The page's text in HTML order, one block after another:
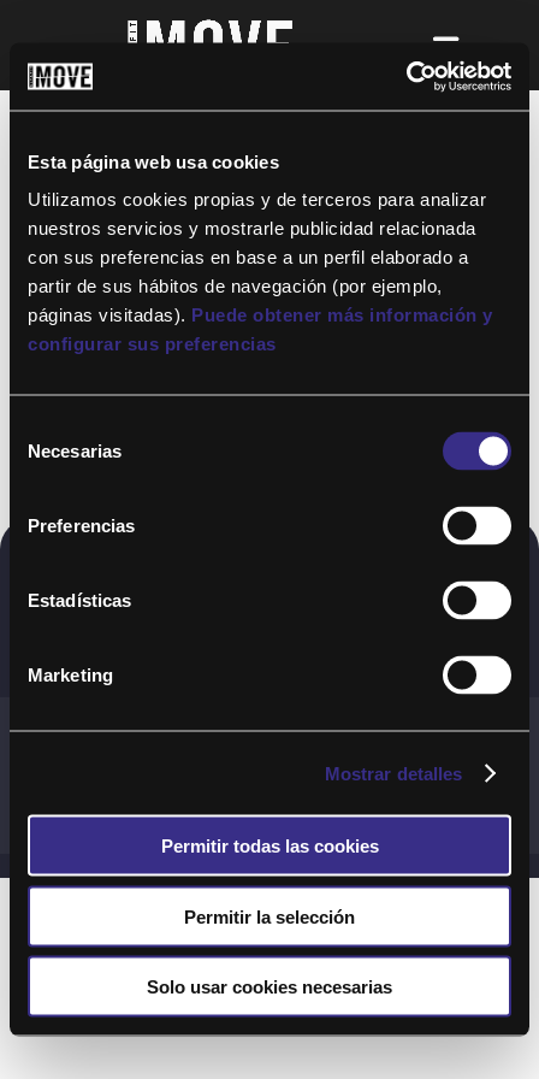
Esta página web usa cookies
Utilizamos cookies propias y de terceros para analizar
nuestros servicios y mostrarle publicidad relacionada
con sus preferencias en base a un perfil elaborado a
partir de sus hábitos de navegación (por ejemplo,
páginas visitadas). Puede obtener más información y
configurar sus preferencias
Necesarias
Preferencias
Estadísticas
Marketing
Mostrar detalles
Permitir todas las cookies
Permitir la selección
Solo usar cookies necesarias
¡Para disfrutar de ALTAFIT MOVE tienes
así podrás acceder a todos nuestros
entrenamientos y clases online donde
quieras!
Copyright © 2020. Todos los derechos
Términos y Cond. Generales de uso del Servicio
Preguntas Frecuentes